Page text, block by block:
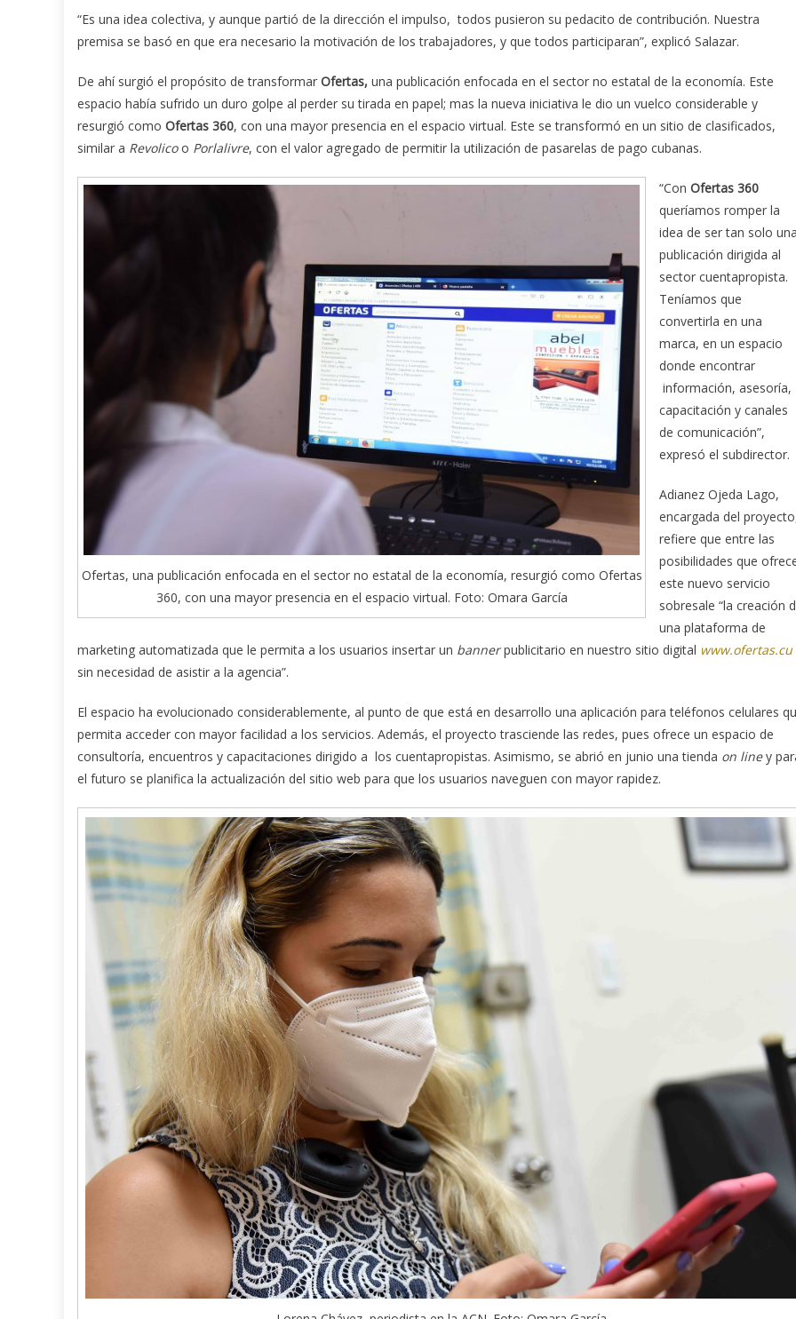
“Es una idea colectiva, y aunque partió de la dirección el impulso, todos pusieron su pedacito de contribución. Nuestra
premisa se basó en que era necesario la motivación de los trabajadores, y que todos participaran”, explicó Salazar.
De ahí surgió el propósito de transformar Ofertas, una publicación enfocada en el sector no estatal de la economía. Este
espacio había sufrido un duro golpe al perder su tirada en papel; mas la nueva iniciativa le dio un vuelco considerable y
resurgió como Ofertas 360, con una mayor presencia en el espacio virtual. Este se transformó en un sitio de clasificados,
similar a Revolicoo Porlalivre, con el valor agregado de permitir la utilización de pasarelas de pago cubanas.
Ofertas, una publicación enfocada en el sector no estatal de la economía, resurgió como Ofertas
360, con una mayor presencia en el espacio virtual. Foto: Omara García
“Con Ofertas 360
queríamos romper la
idea de ser tan solo
publicación dirigida al
sector cuentapropista.
Teníamos que
convertirla en una
marca, en un espacio
donde encontrar
información, asesoría,
capacitación y canales
de comunicación”,
expresó el subdirector.
Adianez Ojeda Lago,
encargada del
refiere que entre las
posibilidades que
este nuevo servicio
sobresale “la creación
una plataforma de
marketing automatizada que le permita a los usuarios insertar un bannerpublicitario en nuestro sitio digital www.ofertas.cu
sin necesidad de asistir a la agencia”.
El espacio ha evolucionado considerablemente, al punto de que está en desarrollo una aplicación para teléfonos celulares
permita acceder con mayor facilidad a los servicios. Además, el proyecto trasciende las redes, pues ofrece un espacio de
consultoría, encuentros y capacitaciones dirigido a los cuentapropistas. Asimismo, se abrió en junio una tienda on liney
el futuro se planifica la actualización del sitio web para que los usuarios naveguen con mayor rapidez.